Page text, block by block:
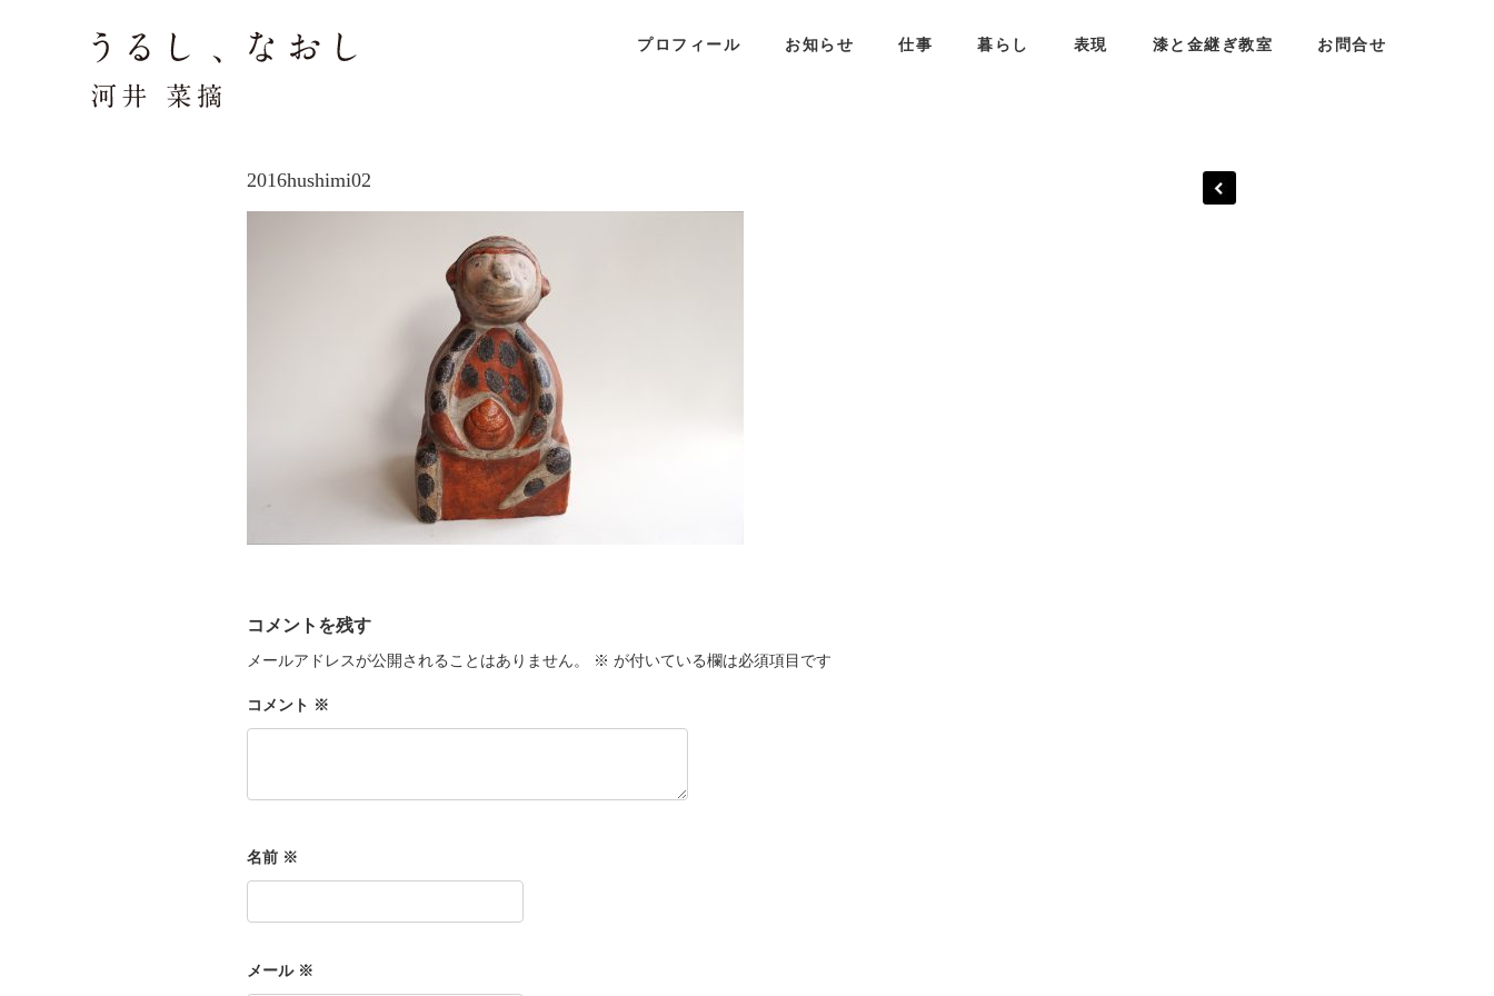
プロフィール お知らせ 仕事 暮らし 表現 漆と金継ぎ教室 お問合せ
2016hushimi02
コメントを残す
メールアドレスが公開されることはありません。 ※ が付いている欄は必須項目です
コメント ※
名前 ※
メール ※